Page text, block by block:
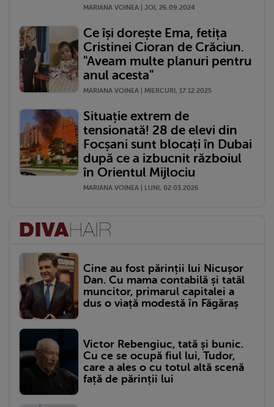
MARIANA VOINEA | JOI, 26.09.2024
Ce își dorește Ema, fetița
Cristinei Cioran de Crăciun.
"Aveam multe planuri pentru
anul acesta"
MARIANA VOINEA | MIERCURI, 17.12.2025
Situație extrem de
tensionată! 28 de elevi din
Focșani sunt blocați în Dubai
după ce a izbucnit războiul
în Orientul Mijlociu
MARIANA VOINEA | LUNI, 02.03.2026
Cine au fost părinții lui Nicușor
Dan. Cu mama contabilă și tatăl
muncitor, primarul capitalei a
dus o viață modestă în Făgăraș
Victor Rebengiuc, tată și bunic.
Cu ce se ocupă fiul lui, Tudor,
care a ales o cu totul altă scenă
față de părinții lui